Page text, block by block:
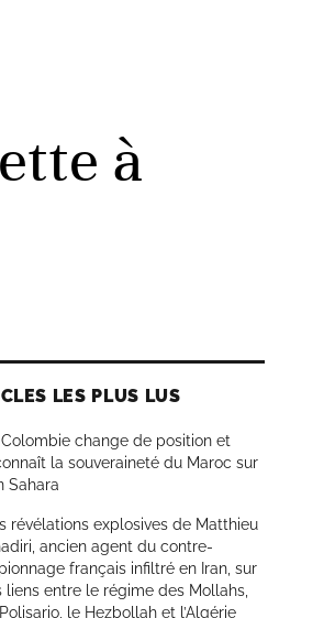
à
LES PLUS LUS
Colombie change de position et
la souveraineté du Maroc sur
Sahara
révélations explosives de Matthieu
ancien agent du contre-
français infiltré en Iran, sur
liens entre le régime des Mollahs,
le Hezbollah et l’Algérie